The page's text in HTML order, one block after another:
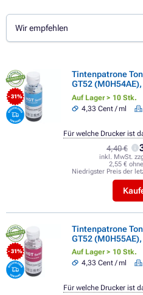
Wir empfehlen
- 31%
Tintenpatrone
GT52
Auf Lager > 10 Stk.
4,33 Cent / ml
4,40 €
inkl. MwSt.
2,55 €
Niedrigster Preis der
Für welche Drucker ist
- 31%
Tintenpatrone
GT52
Auf Lager > 10 Stk.
4,33 Cent / ml
Für welche Drucker ist